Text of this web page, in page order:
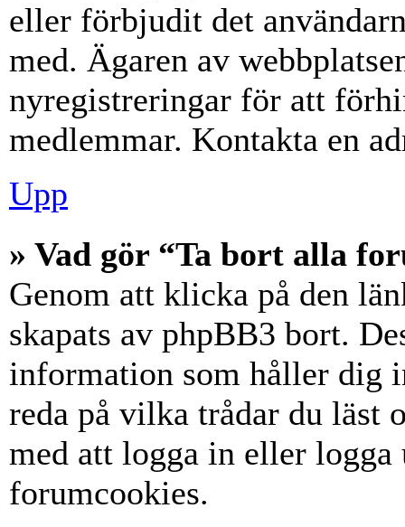
eller förbjudit det
med. Ägaren av
nyregistreringar för att
medlemmar. Kontakta en
Upp
» Vad gör “Ta bort alla
Genom att klicka på den
skapats av phpBB3 bort.
information som håller dig
reda på vilka trådar du läst
med att logga in eller
forumcookies.